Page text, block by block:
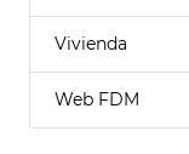
Vivienda
Web FDM